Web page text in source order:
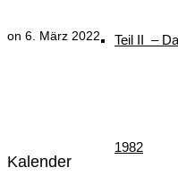
Teil II –
1982
on 6. März 2022
Kalender